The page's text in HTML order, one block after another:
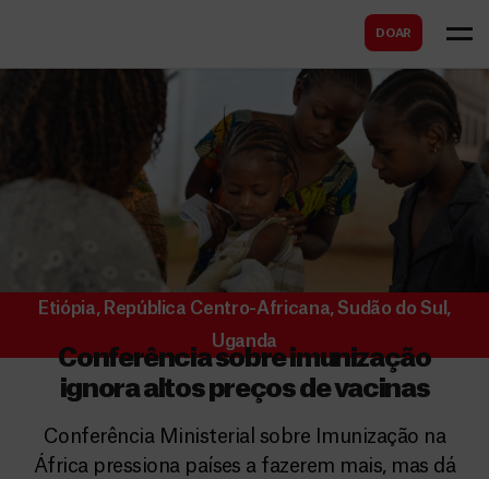
DOAR
r
Etiópia, República Centro-Africana,Sudão do Sul ,
Uganda
Conferência sobre imunização
ignora altos preços de vacinas
Conferência Ministerial sobre Imunização na
África pressiona países a fazerem mais, mas dá
c